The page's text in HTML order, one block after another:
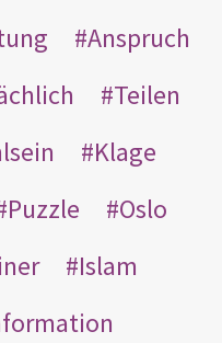
Anspruch
Teilen
Klage
Puzzle
Oslo
Islam